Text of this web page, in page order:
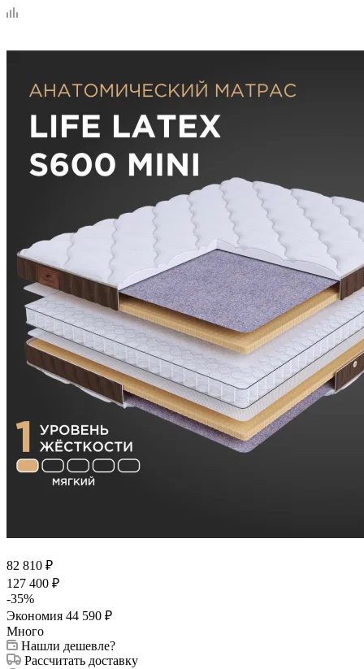
82 810 ₽
127 400 ₽
-35%
Экономия 44 590 ₽
Много
Нашли дешевле?
Рассчитать доставку